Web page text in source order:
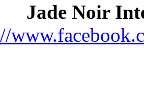
Jade Noir